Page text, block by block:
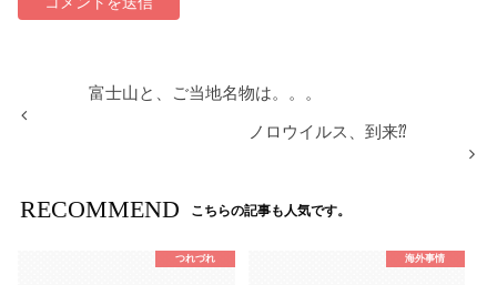
富士山と、ご当地名物は。。。
ノロウイルス、到来⁇
RECOMMEND こちらの記事も人気です。
つれづれ 海外事情